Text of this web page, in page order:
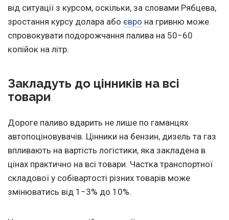
від ситуації з курсом, оскільки, за словами Рябцева,
зростання курсу долара або євро на гривню може
спровокувати подорожчання палива на 50−60
копійок на літр.
Закладуть до цінників на всі
товари
Дороге паливо вдарить не лише по гаманцях
автопоціновувачів. Цінники на бензин, дизель та газ
впливають на вартість логістики, яка закладена в
цінах практично на всі товари. Частка транспортної
складової у собівартості різних товарів може
змінюватись від 1−3% до 10%.